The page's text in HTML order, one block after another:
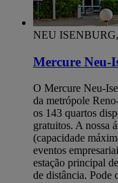
NEU
Mercure Neu-
O Mercure Neu-
da metrópole
os 143 quartos
gratuitos. A nossa
(capacidade
eventos
estação principal
de distância. Pode